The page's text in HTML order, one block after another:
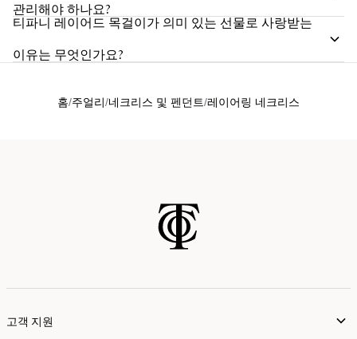
관리해야 하나요?
티파니 레이어드 목걸이가 의미 있는 선물로 사랑받는
이유는 무엇인가요?
홈 주얼리 네크리스 및 펜던트 레이어링 네크리스
고객 지원